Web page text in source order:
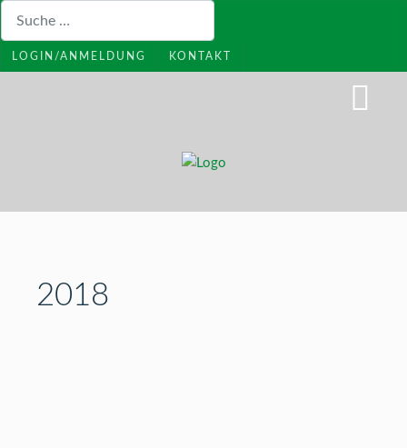
LOGIN/ANMELDUNG KONTAKT
2018